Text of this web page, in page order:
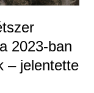
2023-ban
– jelentette